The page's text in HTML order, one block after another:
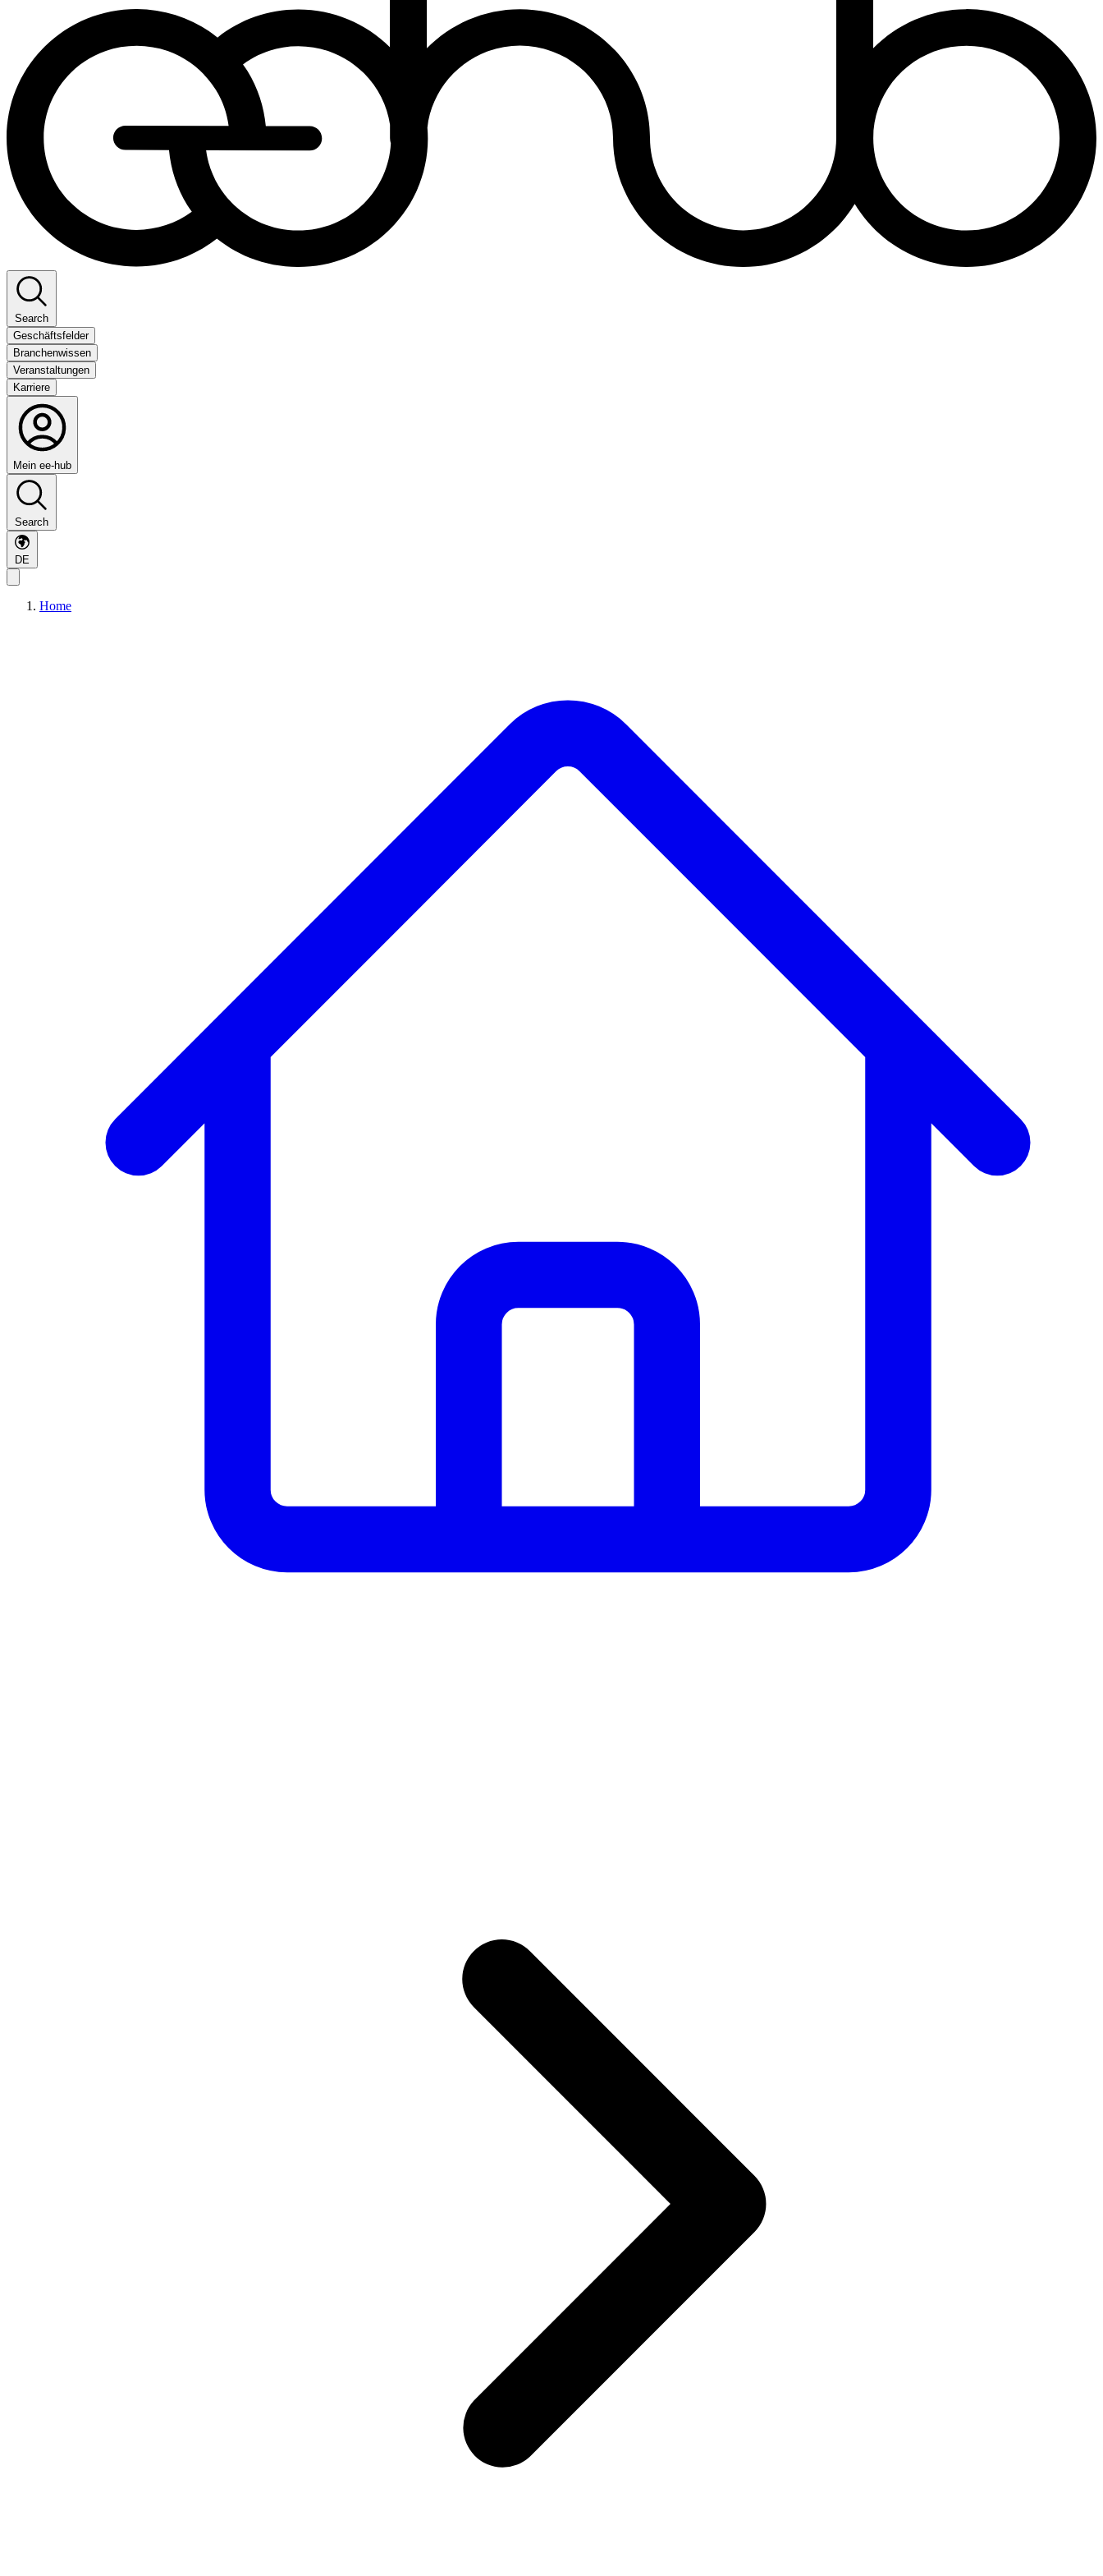
Search
Geschäftsfelder
Branchenwissen
Veranstaltungen
Karriere
Mein ee-hub
Search
DE
Home